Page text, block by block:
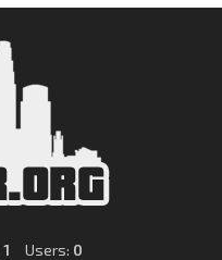
1 Users: 0